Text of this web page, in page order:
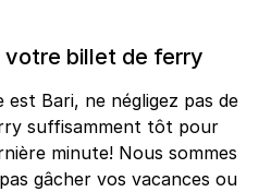
billet de ferry
Bari, ne négligez pas de
suffisamment tôt pour
minute! Nous sommes
gâcher vos vacances ou